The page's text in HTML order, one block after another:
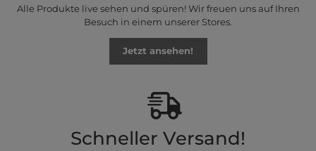
Alle Produkte live sehen und spüren! Wir freuen uns auf Ihren
Besuch in einem unserer Stores.
Jetzt ansehen!
Schneller Versand!